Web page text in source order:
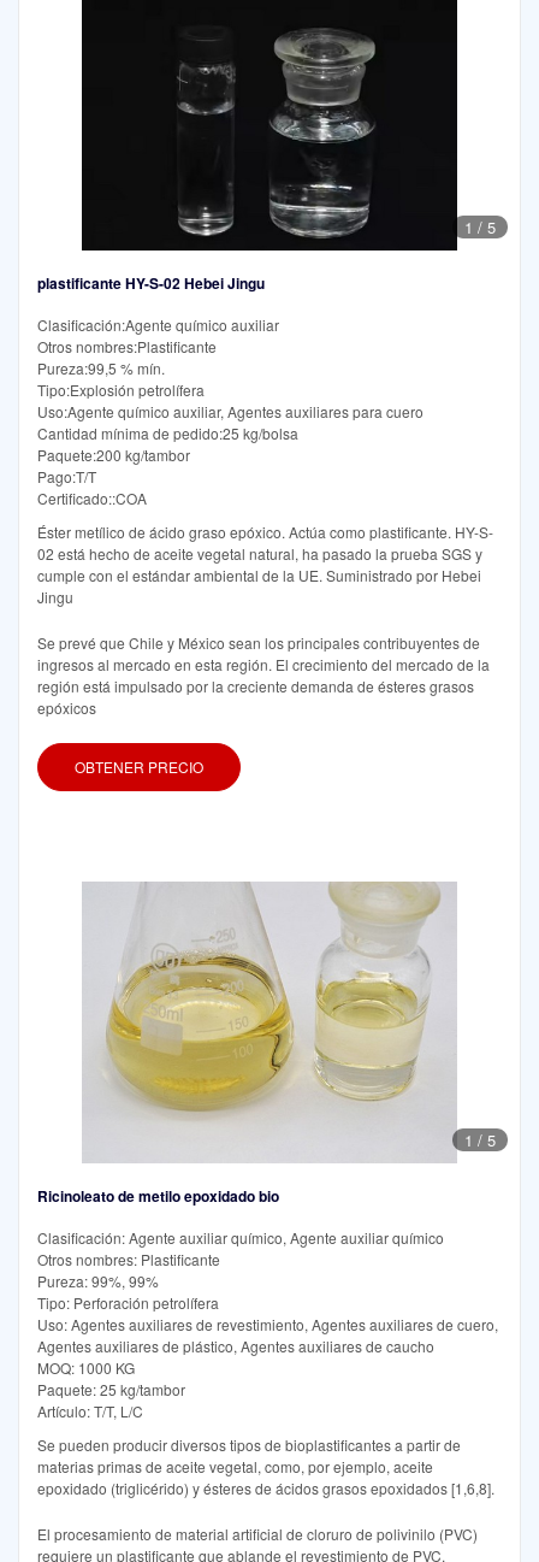
1 / 5
plastificante HY-S-02 Hebei Jingu
Clasificación:Agente químico auxiliar
Otros nombres:Plastificante
Pureza:99,5 % mín.
Tipo:Explosión petrolífera
Uso:Agente químico auxiliar, Agentes auxiliares para cuero
Cantidad mínima de pedido:25 kg/bolsa
Paquete:200 kg/tambor
Pago:T/T
Certificado::COA
Éster metílico de ácido graso epóxico. Actúa como plastificante. HY-S-
02 está hecho de aceite vegetal natural, ha pasado la prueba SGS y
cumple con el estándar ambiental de la UE. Suministrado por Hebei
Jingu
Se prevé que Chile y México sean los principales contribuyentes de
ingresos al mercado en esta región. El crecimiento del mercado de la
región está impulsado por la creciente demanda de ésteres grasos
epóxicos
OBTENER PRECIO
1 / 5
Ricinoleato de metilo epoxidado bio
Clasificación: Agente auxiliar químico, Agente auxiliar químico
Otros nombres: Plastificante
Pureza: 99%, 99%
Tipo: Perforación petrolífera
Uso: Agentes auxiliares de revestimiento, Agentes auxiliares de cuero,
Agentes auxiliares de plástico, Agentes auxiliares de caucho
MOQ: 1000 KG
Paquete: 25 kg/tambor
Artículo: T/T, L/C
Se pueden producir diversos tipos de bioplastificantes a partir de
materias primas de aceite vegetal, como, por ejemplo, aceite
epoxidado (triglicérido) y ésteres de ácidos grasos epoxidados [1,6,8].
El procesamiento de material artificial de cloruro de polivinilo (PVC)
requiere un plastificante que ablande el revestimiento de PVC.